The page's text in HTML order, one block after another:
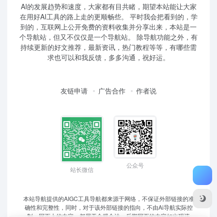
AI的发展趋势和速度，大家都有目共睹，期望本站能让大家
在用好AI工具的路上走的更顺畅些。 平时我会把看到的，学
到的，互联网上公开免费的资料收集并分享出来，本站是一
个导航站，但又不仅仅是一个导航站。 除导航功能之外，有
持续更新的好文推荐，最新资讯，热门教程等等，有哪些需
求也可以和我反馈，多多沟通，祝好运。
友链申请 广告合作 作者说
站长微信
公众号
本站导航提供的AIGC工具导航都来源于网络，不保证外部链接的准
确性和完整性，同时，对于该外部链接的指向，不由Ai导航实际控